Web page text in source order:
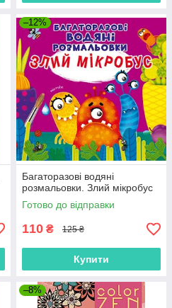
–12%
Багаторазовi водяні
розмальовки. Злий мікробус
Готово до відправки
110 ₴ 125 ₴
Купити
–8%